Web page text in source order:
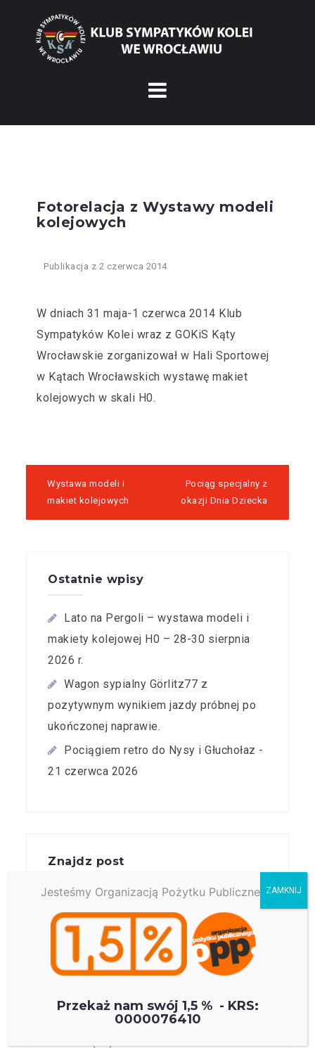
Fotorelacja z Wystawy modeli
kolejowych
Publikacja z 2 czerwca 2014
W dniach 31 maja-1 czerwca 2014 Klub
Sympatyków Kolei wraz z GOKiS Kąty
Wrocławskie zorganizował w Hali Sportowej
w Kątach Wrocławskich wystawę makiet
kolejowych w skali H0.
Wystawa modeli i
makiet kolejowych
Pociąg specjalny z
okazji Dnia Dziecka
Ostatnie wpisy
Lato na Pergoli – wystawa modeli i
makiety kolejowej H0 – 28-30 sierpnia
2026 r.
Wagon sypialny Görlitz77 z
pozytywnym wynikiem jazdy próbnej po
ukończonej naprawie.
Pociągiem retro do Nysy i Głuchołaz -
21 czerwca 2026
Znajdz post
Archiwum wpisów
Jesteśmy Organizacją Pożytku Publicznego
Przekaż nam swój 1,5 % - KRS:
0000076410